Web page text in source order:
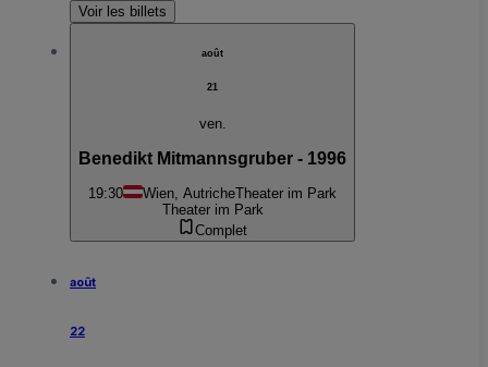
Voir les billets
août
21
ven.
Benedikt Mitmannsgruber - 1996
19:30 Wien, AutricheTheater im Park
Theater im Park
Complet
août
22